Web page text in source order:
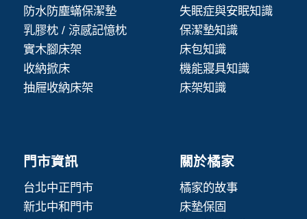
防水防塵蟎保潔墊
乳膠枕 / 涼感記憶枕
實木腳床架
收納掀床
抽屜收納床架
失眠症與安眠知識
保潔墊知識
床包知識
機能寢具知識
床架知識
門市資訊
台北中正門市
新北中和門市
關於橘家
橘家的故事
床墊保固